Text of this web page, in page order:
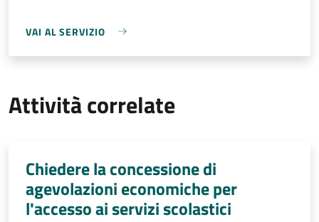
VAI AL SERVIZIO
Attività correlate
Chiedere la concessione di
agevolazioni economiche per
l'accesso ai servizi scolastici